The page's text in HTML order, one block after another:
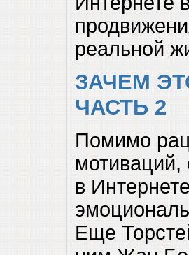
реальной
ЗАЧЕМ
ЧАСТЬ 2
Помимо
мотиваций,
в
Еще